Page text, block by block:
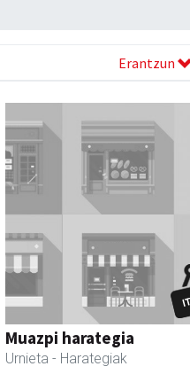
Erantzun
Muazpi harategia
Urnieta - Harategiak